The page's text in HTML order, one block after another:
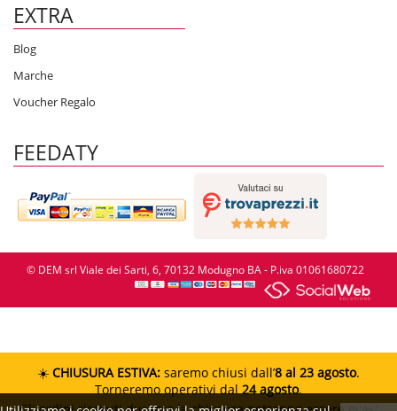
EXTRA
Blog
Marche
Voucher Regalo
FEEDATY
© DEM srl Viale dei Sarti, 6, 70132 Modugno BA - P.iva 01061680722
☀️ CHIUSURA ESTIVA: saremo chiusi dall’8 al 23 agosto.
Torneremo operativi dal24 agosto.